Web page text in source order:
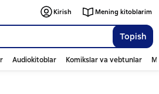
Topish
Kirish Mening kitoblarim
Audiokitoblar Komikslar va vebtunlar